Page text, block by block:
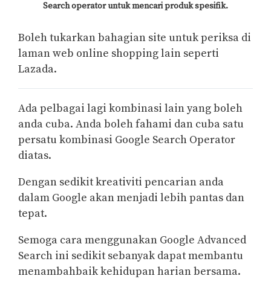
Search operator untuk mencari produk spesifik.
Boleh tukarkan bahagian site untuk periksa di
laman web online shopping lain seperti
Lazada.
Ada pelbagai lagi kombinasi lain yang boleh
anda cuba. Anda boleh fahami dan cuba satu
persatu kombinasi Google Search Operator
diatas.
Dengan sedikit kreativiti pencarian anda
dalam Google akan menjadi lebih pantas dan
tepat.
Semoga cara menggunakan Google Advanced
Search ini sedikit sebanyak dapat membantu
menambahbaik kehidupan harian bersama.